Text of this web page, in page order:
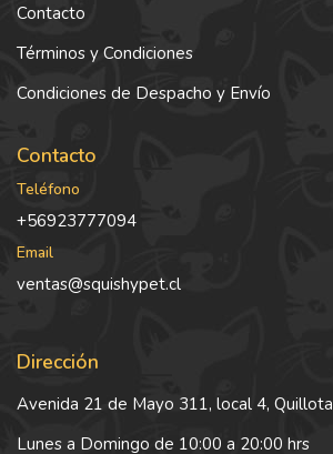
Contacto
Términos y Condiciones
Condiciones de Despacho y Envío
Contacto
Teléfono
+56923777094
Email
ventas@squishypet.cl
Dirección
Avenida 21 de Mayo 311, local 4, Quillota
Lunes a Domingo de 10:00 a 20:00 hrs